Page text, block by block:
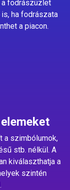
fodrászüzlet
ha fodrászata
a piacon.
a szimbólumok,
stb. nélkül. A
kiválaszthatja a
szintén